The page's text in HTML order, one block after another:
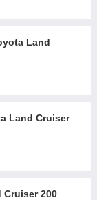
Land
Land Cruiser
Cruiser 200